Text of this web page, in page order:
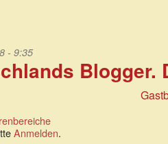
- 9:35
Anmelden.